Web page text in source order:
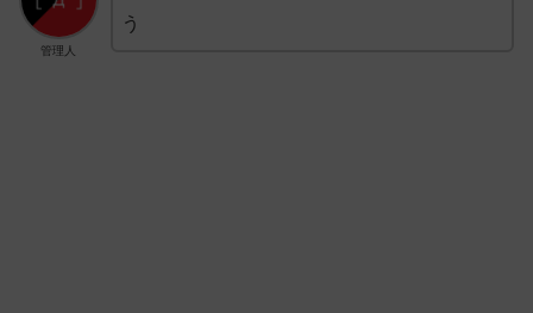
管理人
う